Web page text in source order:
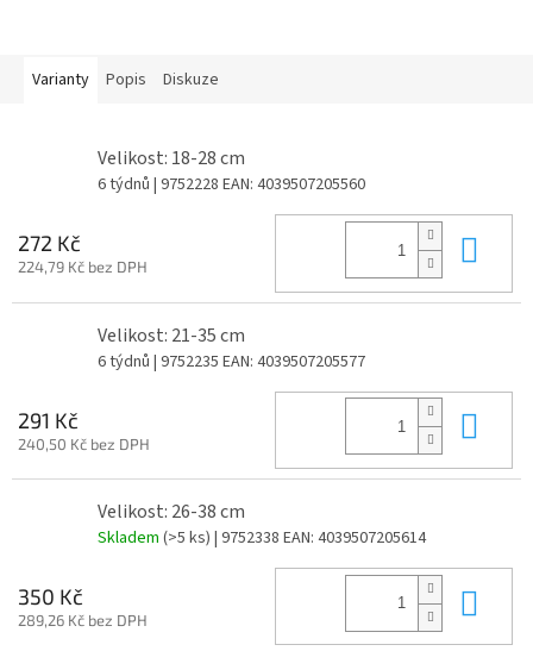
Varianty Popis Diskuze
Velikost: 18-28 cm
6 týdnů | 9752228 EAN: 4039507205560
272 Kč
224,79 Kč bez DPH
Velikost: 21-35 cm
6 týdnů | 9752235 EAN: 4039507205577
291 Kč
240,50 Kč bez DPH
Velikost: 26-38 cm
Skladem (>5 ks) | 9752338 EAN: 4039507205614
350 Kč
289,26 Kč bez DPH